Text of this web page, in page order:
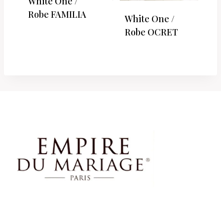
Robe FAMILIA
White One /
Robe OCRET